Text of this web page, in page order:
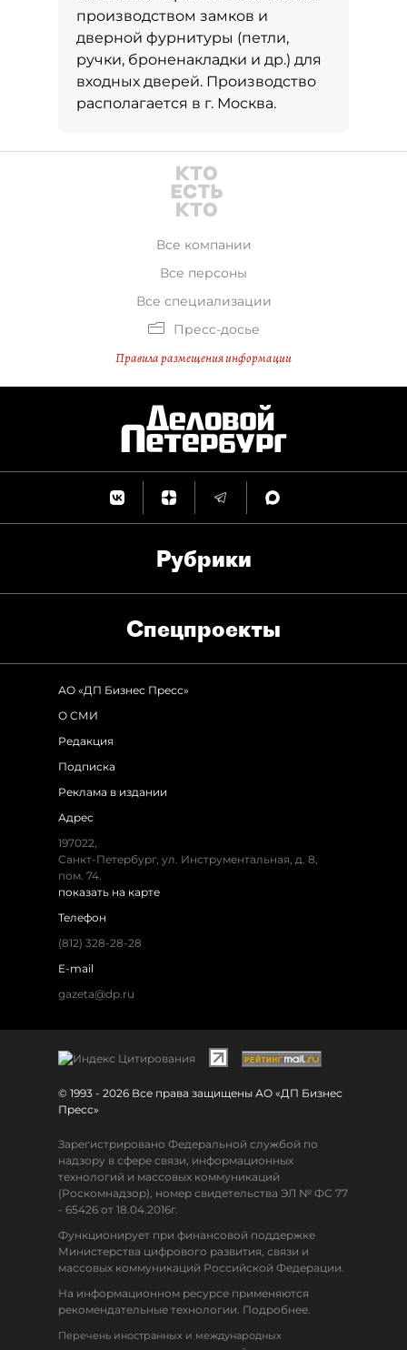
производством замков и
дверной фурнитуры (петли,
ручки, броненакладки и др.) для
входных дверей. Производство
располагается в г. Москва.
Все компании
Все персоны
Все специализации
Пресс-досье
Правила размещения информации
Рубрики
Спец­проекты
АО «ДП Бизнес Пресс»
О СМИ
Редакция
Подписка
Реклама в издании
Адрес
197022,
Санкт-Петербург, ул. Инструментальная, д. 8,
пом. 74.
показать на карте
Телефон
(812) 328-28-28
E-mail
gazeta@dp.ru
© 1993 - 2026 Все права защищены АО «ДП Бизнес
Пресс»
Зарегистрировано Федеральной службой по
надзору в сфере связи, информационных
технологий и массовых коммуникаций
(Роскомнадзор), номер свидетельства ЭЛ № ФС 77
- 65426 от 18.04.2016г.
Функционирует при финансовой поддержке
Министерства цифрового развития, связи и
массовых коммуникаций Российской Федерации.
На информационном ресурсе применяются
рекомендательные технологии. Подробнее.
Перечень иностранных и международных